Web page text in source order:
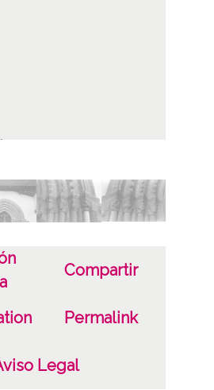
00068
las imágenes
Compartir
Permalink
Legal